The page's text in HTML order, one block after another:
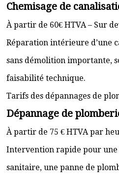
Chemisage de
À partir de 60€ HTVA – Sur
Réparation intérieure d’une
sans démolition importante,
faisabilité technique.
Tarifs des dépannages de
Dépannage de
À partir de 75 € HTVA par
Intervention rapide pour une
sanitaire, une panne de